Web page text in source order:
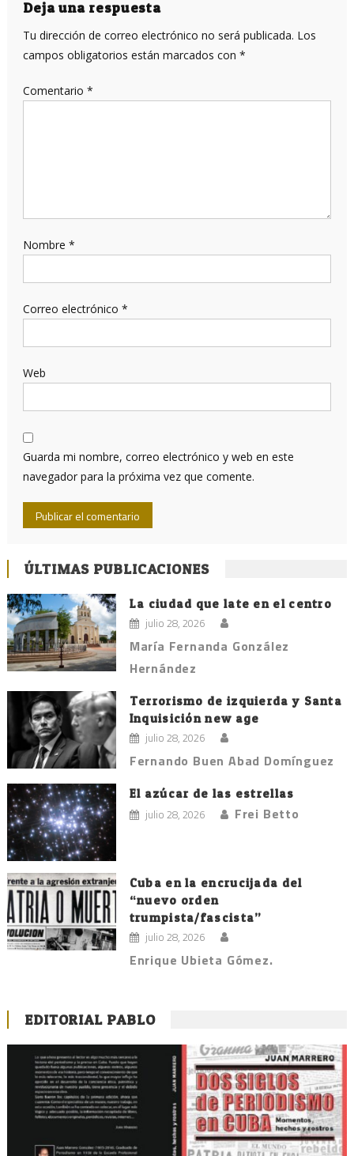
entradas
Deja una respuesta
Tu dirección de correo electrónico no será publicada. Los
campos obligatorios están marcados con *
Comentario *
Nombre *
Correo electrónico *
Web
Guarda mi nombre, correo electrónico y web en este
navegador para la próxima vez que comente.
ÚLTIMAS PUBLICACIONES
La ciudad que late en el centro
julio 28, 2026
María Fernanda González
Hernández
Terrorismo de izquierda y Santa
Inquisición new age
julio 28, 2026
Fernando Buen Abad Domínguez
El azúcar de las estrellas
julio 28, 2026 Frei Betto
Cuba en la encrucijada del
“nuevo orden
trumpista/fascista”
julio 28, 2026
Enrique Ubieta Gómez.
EDITORIAL PABLO